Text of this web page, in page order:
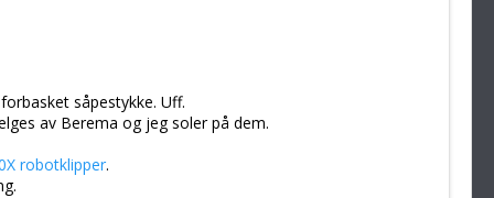
såpestykke. Uff.
av Berema og jeg soler på dem.
robotklipper.